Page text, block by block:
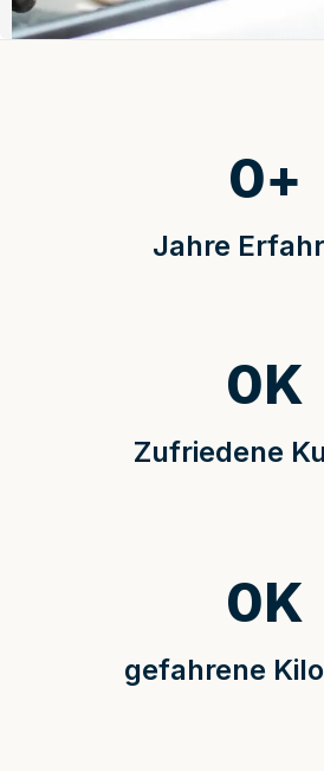
Jahre
0+
Zufriedene
0K
gefahrene
0K